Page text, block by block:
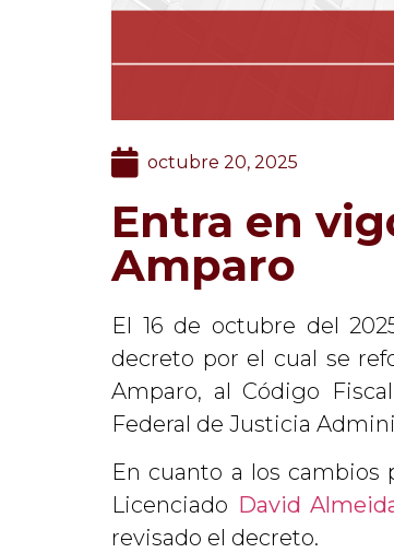
octubre 20, 2025
Entra en
Amparo
El 16 de octubre del
decreto por el cual se
Amparo, al Código
Federal de Justicia
En cuanto a los cambios
Licenciado David
revisado el decreto.